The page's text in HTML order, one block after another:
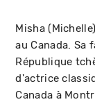
Misha
au Canada. Sa
République
d'actrice
Canada à